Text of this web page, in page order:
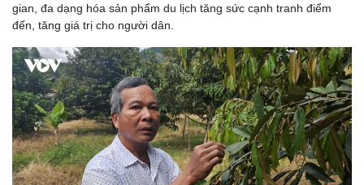
gian, đa dạng hóa sản phẩm du lịch tăng sức cạnh tranh điểm
đến, tăng giá trị cho người dân.